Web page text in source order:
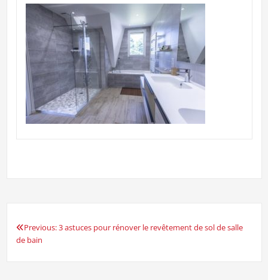
Navigation
Previous:3 astuces pour rénover le revêtement de sol de salle
de bain